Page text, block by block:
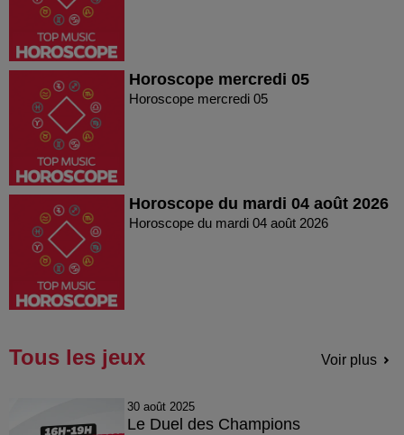
Horoscope mercredi 05
Horoscope mercredi 05
Horoscope du mardi 04 août 2026
Horoscope du mardi 04 août 2026
Tous les jeux Voir plus
30 août 2025
Le Duel des Champions